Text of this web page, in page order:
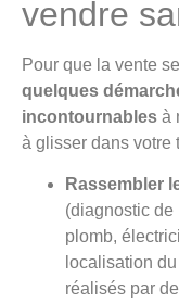
vendre
Pour que la vente
quelques
incontournables à
à glisser dans votre
Rassembler
(diagnostic de
plomb,
localisation
réalisés par